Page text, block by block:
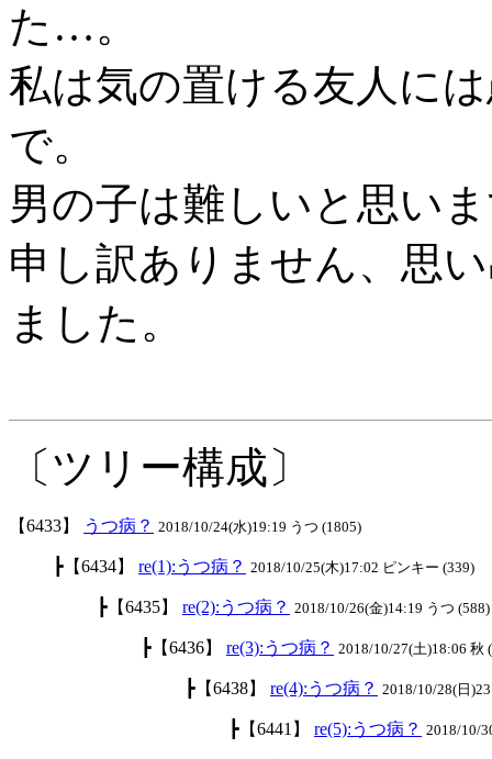
た…。
私は気の置ける友人に
で。
男の子は難しいと思い
申し訳ありません、思
ました。
〔ツリー構成〕
【6433】 うつ病？ 2018/10/24(水)19:19 うつ (1805)
┣【6434】 re(1):うつ病？ 2018/10/25(木)17:02 ピンキー (339)
┣【6435】 re(2):うつ病？ 2018/10/26(金)14:19 うつ (588)
┣【6436】 re(3):うつ病？ 2018/10/27(土)18:06 秋
┣【6438】 re(4):うつ病？ 2018/10/28(日
┣【6441】 re(5):うつ病？ 2018/10/